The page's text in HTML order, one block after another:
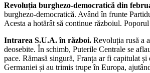
Revoluția burghezo-democratică din
burghezo-democratică. Având în frunte
Acesta a hotărât să continue războiul.
Intrarea S.U.A. în război. Revoluția rusă a
deosebite. În schimb, Puterile Centrale se
pace. Rămasă singură, Franța ar fi capitulat
Germaniei și au trimis trupe în Europa,